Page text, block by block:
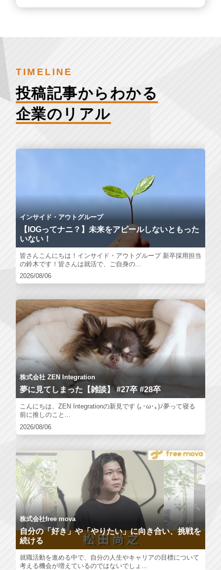
TIMELINE
投稿記事からわかる
企業のリアル
インサイド・アウトグループ
【IOGってナニ？】未来をアピールしないともった
いない！
皆さんこんにちは！インサイド・アウトグループ 新卒採用担当
の鈴木です！皆さんは就活で、ご自身の...
2026/08/06
株式会社 ZEN Integration
夢に見てしまった【雑談】 #27卒 #28卒
こんにちは、ZEN Integrationの新見です (｡･ω･｡)ﾉ夢って寝る
前に推しのこと...
2026/08/06
株式会社free mova
自分の「好き」や「やりたい」に向き合い、挑戦を
続ける
就職活動を進める中で、自分の人生やキャリアの目標について
考える機会が増えているのではないでしょ...